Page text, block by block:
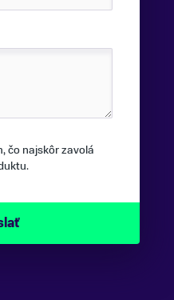
čo najskôr zavolá